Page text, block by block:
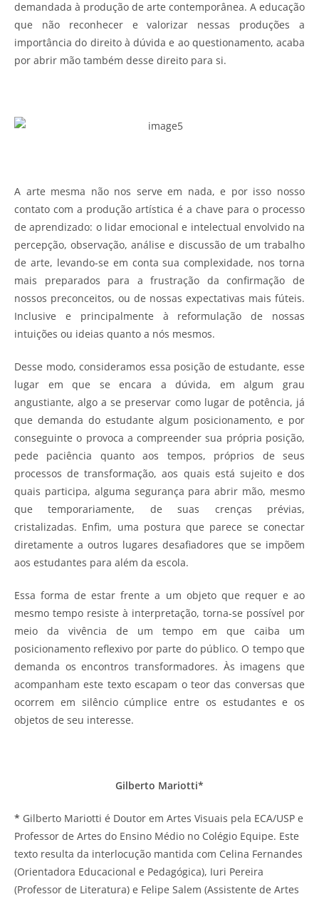
demandada à produção de arte contemporânea. A educação
que não reconhecer e valorizar nessas produções a
importância do direito à dúvida e ao questionamento, acaba
por abrir mão também desse direito para si.
A arte mesma não nos serve em nada, e por isso nosso
contato com a produção artística é a chave para o processo
de aprendizado: o lidar emocional e intelectual envolvido na
percepção, observação, análise e discussão de um trabalho
de arte, levando-se em conta sua complexidade, nos torna
mais preparados para a frustração da confirmação de
nossos preconceitos, ou de nossas expectativas mais fúteis.
Inclusive e principalmente à reformulação de nossas
intuições ou ideias quanto a nós mesmos.
Desse modo, consideramos essa posição de estudante, esse
lugar em que se encara a dúvida, em algum grau
angustiante, algo a se preservar como lugar de potência, já
que demanda do estudante algum posicionamento, e por
conseguinte o provoca a compreender sua própria posição,
pede paciência quanto aos tempos, próprios de seus
processos de transformação, aos quais está sujeito e dos
quais participa, alguma segurança para abrir mão, mesmo
que temporariamente, de suas crenças prévias,
cristalizadas. Enfim, uma postura que parece se conectar
diretamente a outros lugares desafiadores que se impõem
aos estudantes para além da escola.
Essa forma de estar frente a um objeto que requer e ao
mesmo tempo resiste à interpretação, torna-se possível por
meio da vivência de um tempo em que caiba um
posicionamento reflexivo por parte do público. O tempo que
demanda os encontros transformadores. Às imagens que
acompanham este texto escapam o teor das conversas que
ocorrem em silêncio cúmplice entre os estudantes e os
objetos de seu interesse.
Gilberto Mariotti*
* Gilberto Mariotti é Doutor em Artes Visuais pela ECA/USP e
Professor de Artes do Ensino Médio no Colégio Equipe. Este
texto resulta da interlocução mantida com Celina Fernandes
(Orientadora Educacional e Pedagógica), Iuri Pereira
(Professor de Literatura) e Felipe Salem (Assistente de Artes